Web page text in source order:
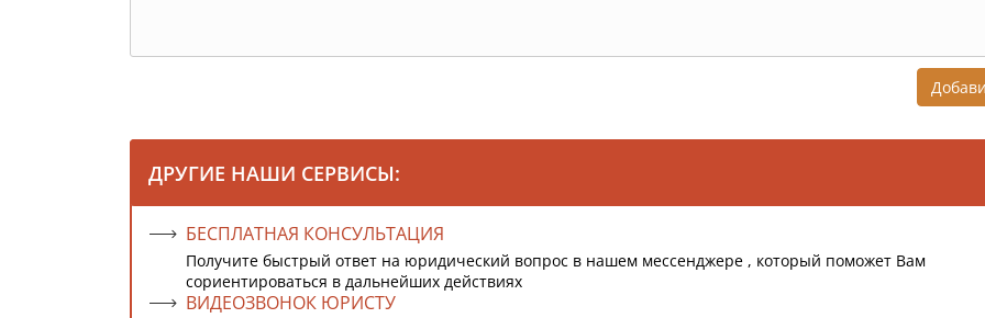
ДРУГИЕ НАШИ СЕРВИСЫ:
БЕСПЛАТНАЯ КОНСУЛЬТАЦИЯ
Получите быстрый ответ на юридический вопрос в нашем мессенджере , который поможет Вам
сориентироваться в дальнейших действиях
ВИДЕОЗВОНОК ЮРИСТУ